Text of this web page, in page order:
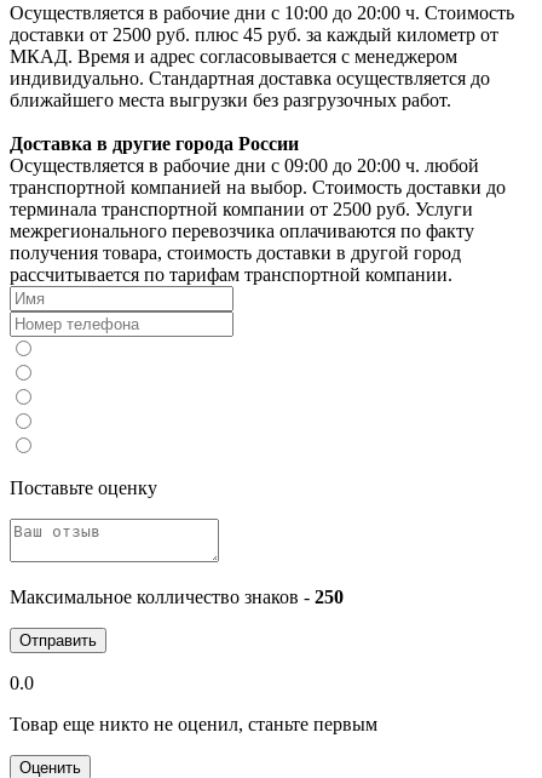
Осуществляется в рабочие дни с 10:00 до 20:00 ч. Стоимость
доставки от 2500 руб. плюс 45 руб. за каждый километр от
МКАД. Время и адрес согласовывается с менеджером
индивидуально. Стандартная доставка осуществляется до
ближайшего места выгрузки без разгрузочных работ.
Доставка в другие города России
Осуществляется в рабочие дни с 09:00 до 20:00 ч. любой
транспортной компанией на выбор. Стоимость доставки до
терминала транспортной компании от 2500 руб. Услуги
межрегионального перевозчика оплачиваются по факту
получения товара, стоимость доставки в другой город
рассчитывается по тарифам транспортной компании.
Поставьте оценку
Максимальное колличество знаков - 250
Отправить
0.0
Товар еще никто не оценил, станьте первым
Оценить